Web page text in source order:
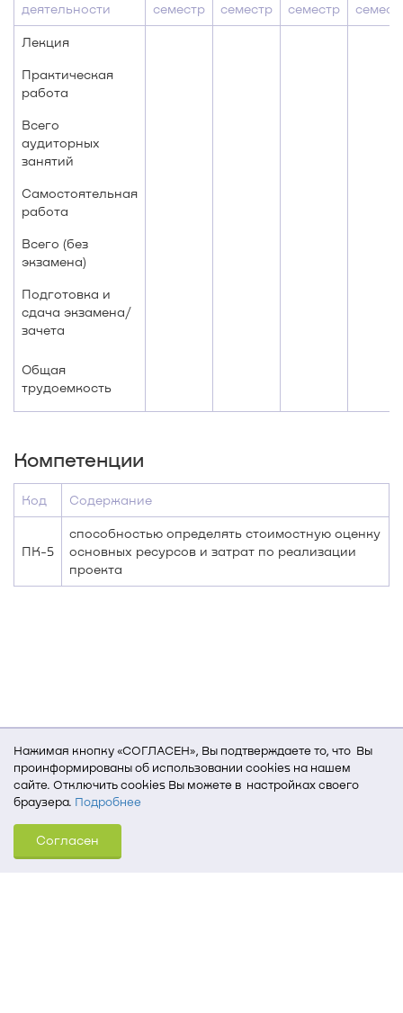
Нажимая кнопку «СОГЛАСЕН», Вы подтверждаете то, что Вы
проинформированы об использовании cookies на нашем
сайте. Отключить cookies Вы можете в настройках своего
браузера. Подробнее
Для того, чтобы мы могли качественно предоставить Вам
услуги, мы используем cookies, которые сохраняются
на Вашем компьютере (Сведения о местоположении; ip-адрес;
Согласен
деятельности
семестр
семестр
семестр
Лекция
Практическая
работа
Всего
аудиторных
занятий
Самостоятельная
работа
Всего (без
экзамена)
Подготовка и
сдача экзамена/
зачета
Общая
трудоемкость
Компетенции
Код Содержание
ПК-5
способностью определять стоимостную оценку
основных ресурсов и затрат по реализации
проекта